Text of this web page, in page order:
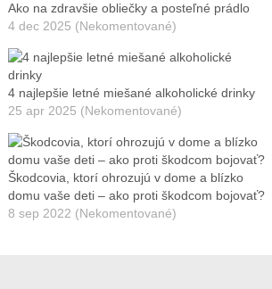
Ako na zdravšie obliečky a posteľné prádlo
4 dec 2025 (Nekomentované)
4 najlepšie letné miešané alkoholické drinky
25 apr 2025 (Nekomentované)
Škodcovia, ktorí ohrozujú v dome a blízko
domu vaše deti – ako proti škodcom bojovať?
8 sep 2022 (Nekomentované)